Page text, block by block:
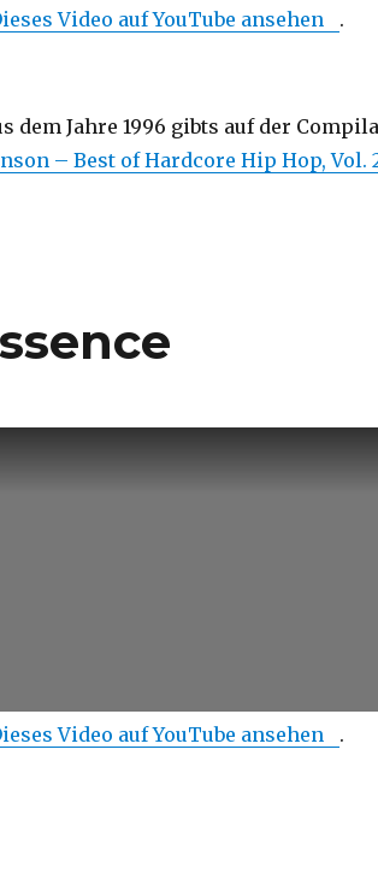
Video auf YouTube ansehen .
dem Jahre 1996 gibts auf der
– Best of Hardcore Hip Hop, Vol.
Video auf YouTube ansehen .